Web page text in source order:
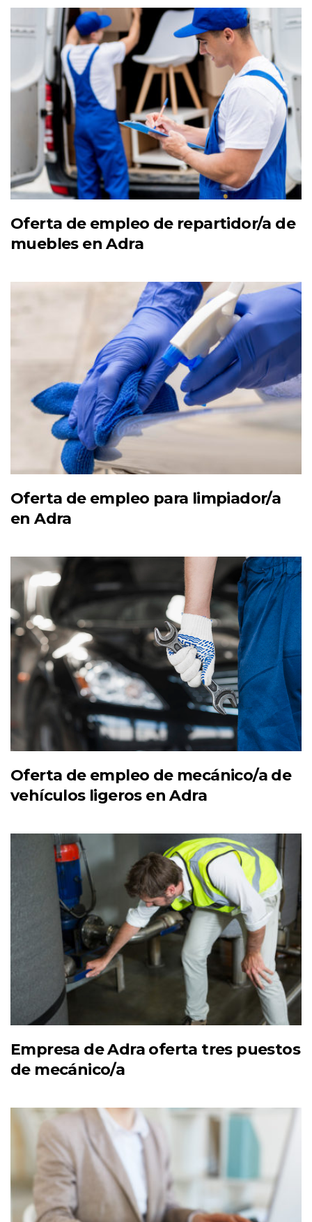
Oferta de empleo de repartidor/a de
muebles en Adra
Oferta de empleo para limpiador/a
en Adra
Oferta de empleo de mecánico/a de
vehículos ligeros en Adra
Empresa de Adra oferta tres puestos
de mecánico/a